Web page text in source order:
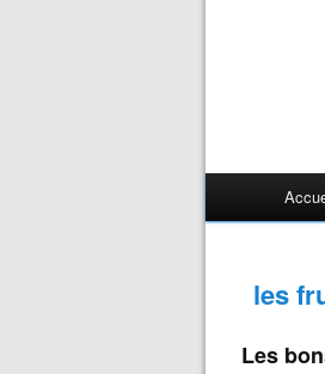
les
Les